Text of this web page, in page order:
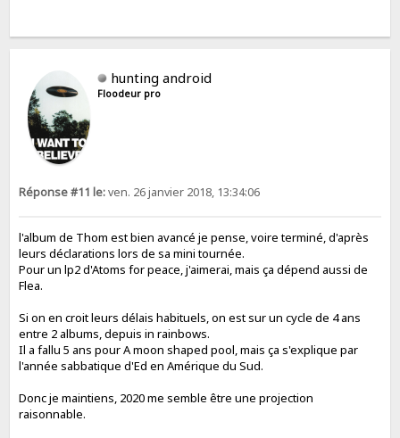
hunting android
Floodeur pro
Réponse #11 le:ven. 26 janvier 2018, 13:34:06
l'album de Thom est bien avancé je pense, voire terminé, d'après
leurs déclarations lors de sa mini tournée.
Pour un lp2 d'Atoms for peace, j'aimerai, mais ça dépend aussi de
Flea.
Si on en croit leurs délais habituels, on est sur un cycle de 4 ans
entre 2 albums, depuis in rainbows.
Il a fallu 5 ans pour A moon shaped pool, mais ça s'explique par
l'année sabbatique d'Ed en Amérique du Sud.
Donc je maintiens, 2020 me semble être une projection
raisonnable.